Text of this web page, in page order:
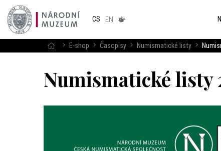
CS EN
v českém
E-shop Časopisy Numismatické listy
Numismatické listy